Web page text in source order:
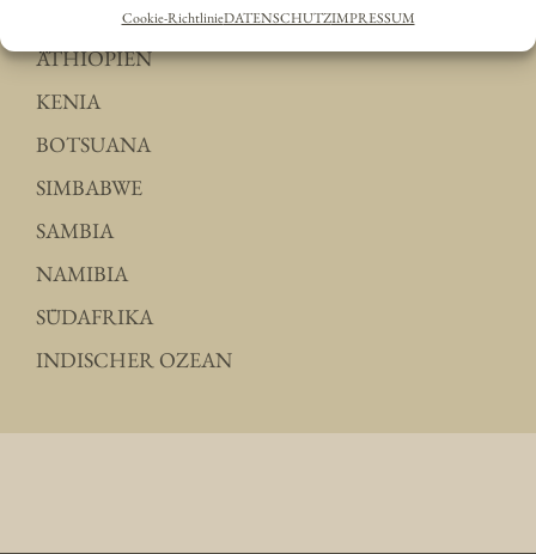
Cookie-RichtlinieDATENSCHUTZIMPRESSUM
SANSIBAR
ÄTHIOPIEN
KENIA
BOTSUANA
SIMBABWE
SAMBIA
NAMIBIA
SÜDAFRIKA
INDISCHER OZEAN